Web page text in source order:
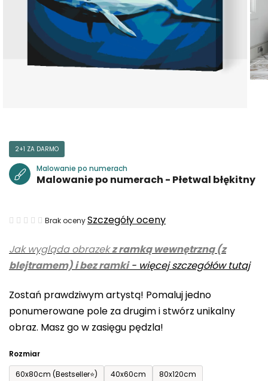
Jak wygląda obrazekz ramką wewnętrzną (z
blejtramem) i bez ramki- więcej szczegółów tutaj
Zostań prawdziwym artystą! Pomaluj jedno
ponumerowane pole za drugim i stwórz unikalny
obraz. Masz go w zasięgu pędzla!
Rozmiar
60x80cm (Bestseller⭐)
40x60cm 80x120cm
2+1 ZA DARMO
Malowanie po numerach
Malowanie po numerach - Płetwal błękitny
Średnia
produktu
wynosi
na
5
gwiazdek.
Brak ocenySzczegóły oceny